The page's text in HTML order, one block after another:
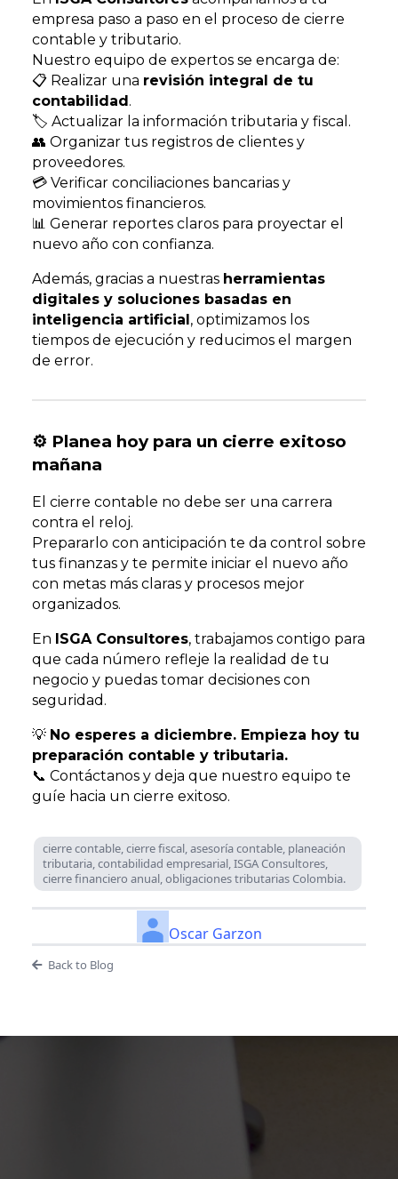
empresa paso a paso en el proceso de cierre
contable y tributario.
Nuestro equipo de expertos se encarga de:
📋 Realizar una revisión integral de tu
contabilidad.
🏷️ Actualizar la información tributaria y fiscal.
👥 Organizar tus registros de clientes y
proveedores.
💳 Verificar conciliaciones bancarias y
movimientos financieros.
📊 Generar reportes claros para proyectar el
nuevo año con confianza.
Además, gracias a nuestras herramientas
digitales y soluciones basadas en
inteligencia artificial, optimizamos los
tiempos de ejecución y reducimos el margen
de error.
⚙️ Planea hoy para un cierre exitoso
mañana
El cierre contable no debe ser una carrera
contra el reloj.
Prepararlo con anticipación te da control sobre
tus finanzas y te permite iniciar el nuevo año
con metas más claras y procesos mejor
organizados.
En ISGA Consultores, trabajamos contigo para
que cada número refleje la realidad de tu
negocio y puedas tomar decisiones con
seguridad.
💡 No esperes a diciembre. Empieza hoy tu
preparación contable y tributaria.
📞 Contáctanos y deja que nuestro equipo te
guíe hacia un cierre exitoso.
cierre contable, cierre fiscal, asesoría contable, planeación
tributaria, contabilidad empresarial, ISGA Consultores,
cierre financiero anual, obligaciones tributarias Colombia.
Oscar Garzon
Back to Blog